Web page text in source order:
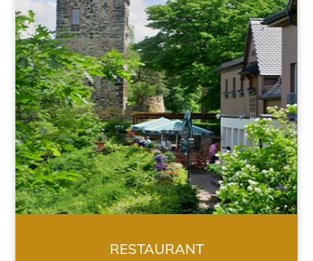
RESTAURANT
RESTAURANT